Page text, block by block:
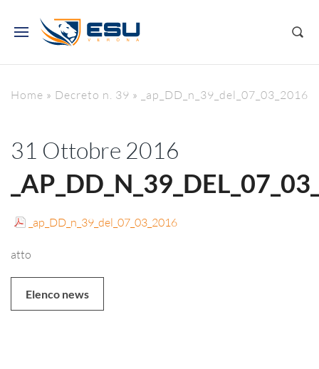
Home » Decreto n. 39 » _ap_DD_n_39_del_07_03_2016
31 Ottobre 2016
_ap_DD_n_39_del_07_03_2016
atto
Elenco news